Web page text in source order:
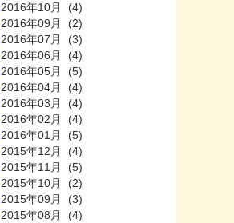
2016年10月 (4)
2016年09月 (2)
2016年07月 (3)
2016年06月 (4)
2016年05月 (5)
2016年04月 (4)
2016年03月 (4)
2016年02月 (4)
2016年01月 (5)
2015年12月 (4)
2015年11月 (5)
2015年10月 (2)
2015年09月 (3)
2015年08月 (4)